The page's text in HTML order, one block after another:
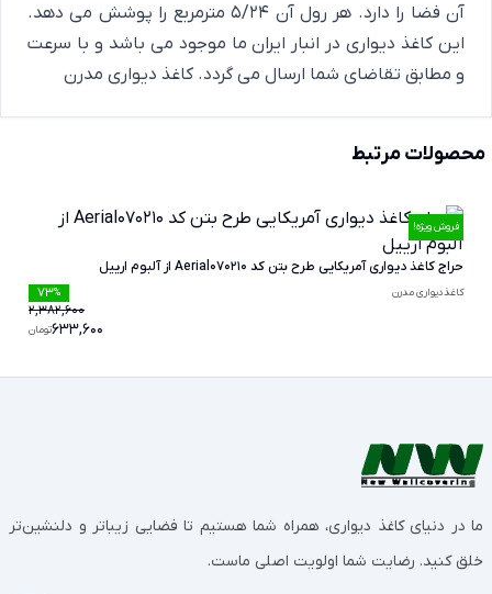
آن فضا را دارد. هر رول آن 5/24 مترمربع را پوشش می دهد.
این کاغذ دیواری در انبار ایران ما موجود می باشد و با سرعت
و مطابق تقاضای شما ارسال می گردد.کاغذ دیواری مدرن
محصولات مرتبط
فروش ویژه!
حراج کاغذ دیواری آمریکایی طرح بتن کد Aerial070210 از آلبوم ارییل
کاغذدیواری مدرن %
73
2,382,600
تومان633,600
ما در دنیای کاغذ دیواری، همراه شما هستیم تا فضایی زیباتر و دلنشین‌تر
خلق کنید. رضایت شما اولویت اصلی ماست.